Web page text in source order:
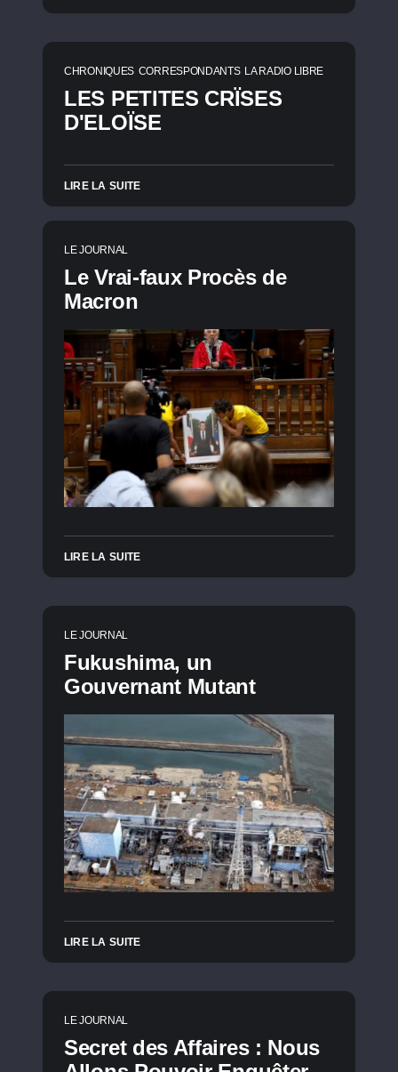
CHRONIQUES CORRESPONDANTS LA RADIO LIBRE
LES PETITES CRÏSES
D'ELOÏSE
LIRE LA SUITE
LE JOURNAL
Le Vrai-faux Procès de
Macron
LIRE LA SUITE
LE JOURNAL
Fukushima, un
Gouvernant Mutant
LIRE LA SUITE
LE JOURNAL
Secret des Affaires : Nous